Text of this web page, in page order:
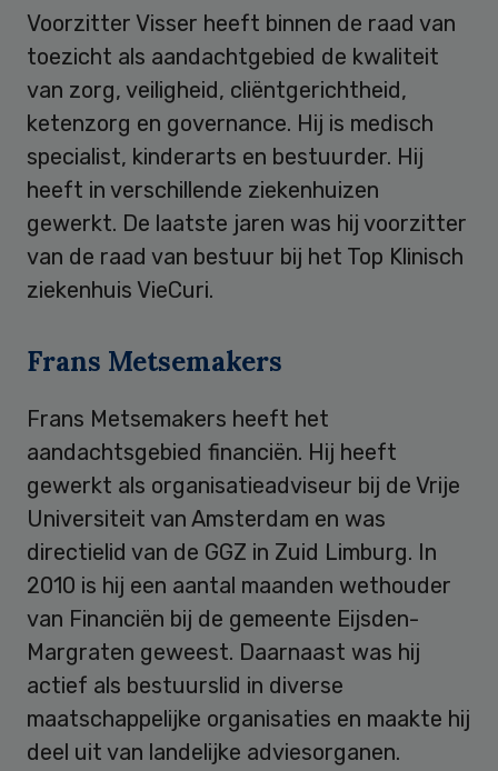
Voorzitter Visser heeft binnen de raad van
toezicht als aandachtgebied de kwaliteit
van zorg, veiligheid, cliëntgerichtheid,
ketenzorg en governance. Hij is medisch
specialist, kinderarts en bestuurder. Hij
heeft in verschillende ziekenhuizen
gewerkt. De laatste jaren was hij voorzitter
van de raad van bestuur bij het Top Klinisch
ziekenhuis VieCuri.
Frans Metsemakers
Frans Metsemakers heeft het
aandachtsgebied financiën. Hij heeft
gewerkt als organisatieadviseur bij de Vrije
Universiteit van Amsterdam en was
directielid van de GGZ in Zuid Limburg. In
2010 is hij een aantal maanden wethouder
van Financiën bij de gemeente Eijsden-
Margraten geweest. Daarnaast was hij
actief als bestuurslid in diverse
maatschappelijke organisaties en maakte hij
deel uit van landelijke adviesorganen.